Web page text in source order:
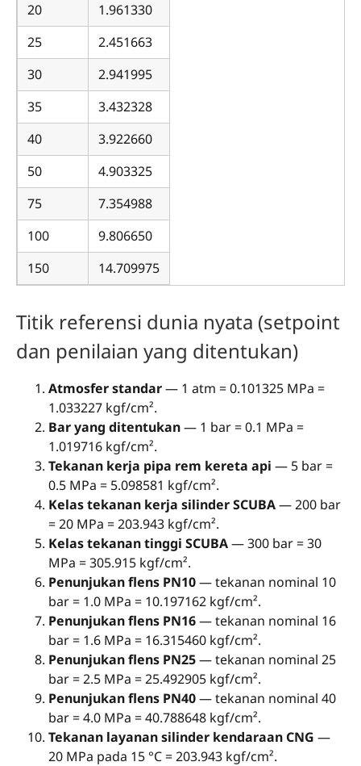
20
1.961330
25
2.451663
30
2.941995
35
3.432328
40
3.922660
50
4.903325
75
7.354988
100
9.806650
150
14.709975
Titik referensi dunia nyata (setpoint
dan penilaian yang ditentukan)
Atmosfer standar— 1 atm = 0.101325 MPa =
1.033227 kgf/cm².
Bar yang ditentukan— 1 bar = 0.1 MPa =
1.019716 kgf/cm².
Tekanan kerja pipa rem kereta api — 5 bar =
0.5 MPa = 5.098581 kgf/cm².
Kelas tekanan kerja silinder SCUBA— 200 bar
= 20 MPa = 203.943 kgf/cm².
Kelas tekanan tinggi SCUBA— 300 bar = 30
MPa = 305.915 kgf/cm².
Penunjukan flens PN10— tekanan nominal 10
bar = 1.0 MPa = 10.197162 kgf/cm².
Penunjukan flens PN16— tekanan nominal 16
bar = 1.6 MPa = 16.315460 kgf/cm².
Penunjukan flens PN25— tekanan nominal 25
bar = 2.5 MPa = 25.492905 kgf/cm².
Penunjukan flens PN40— tekanan nominal 40
bar = 4.0 MPa = 40.788648 kgf/cm².
Tekanan layanan silinder kendaraan CNG —
20 MPa pada 15 °C = 203.943 kgf/cm².